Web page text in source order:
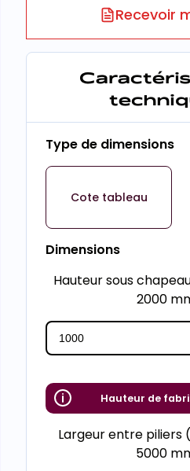
Recevoir
Type de dimensions
Cote tableau
Dimensions
Hauteur sous
2000
Hauteur de
Largeur entre piliers
5000